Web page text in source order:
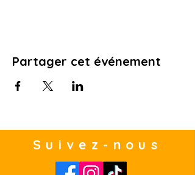
Partager cet événement
Suivez-nous